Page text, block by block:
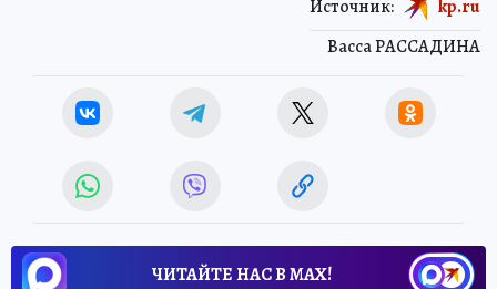
Васса РАССАДИНА
Источник: kp.ru
ЧИТАЙТЕ НАС В МАХ!